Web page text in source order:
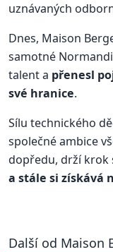
uznávaných
Dnes, Maison
samotné
talent a přenesl
své hranice.
Sílu technického
společné ambice
dopředu, drží krok
a stále si získává
Další od Maison